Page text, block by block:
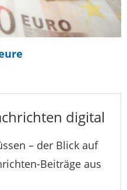
digital
– der Blick auf
Beiträge aus